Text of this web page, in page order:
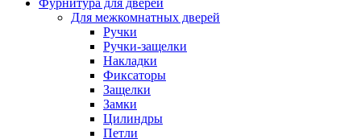
Фурнитура для дверей
Для межкомнатных дверей
Ручки
Ручки-защелки
Накладки
Фиксаторы
Защелки
Замки
Цилиндры
Петли